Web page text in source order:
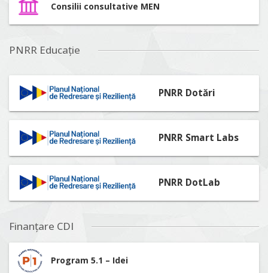
Consilii consultative MEN
PNRR Educație
PNRR Dotări
PNRR Smart Labs
PNRR DotLab
Finanțare CDI
Program 5.1 – Idei